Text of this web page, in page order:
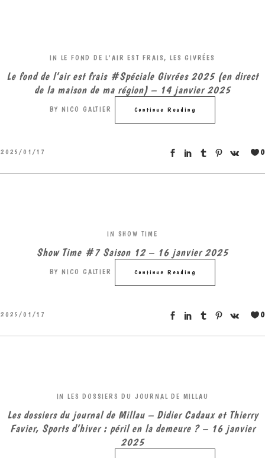
IN LE FOND DE L'AIR EST FRAIS , LES GIVRÉES
Le fond de l’air est frais #Spéciale Givrées 2025 (en direct
de la maison de ma région) – 14 janvier 2025
BY NICO GALTIER Continue Reading
2025/01/17 0
IN SHOW TIME
Show Time #7 Saison 12 – 16 janvier 2025
BY NICO GALTIER Continue Reading
2025/01/17 0
IN LES DOSSIERS DU JOURNAL DE MILLAU
Les dossiers du journal de Millau – Didier Cadaux et Thierry
Favier, Sports d’hiver : péril en la demeure ? – 16 janvier
2025